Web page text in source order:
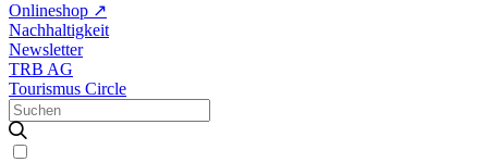
Onlineshop ↗
Nachhaltigkeit
Newsletter
TRB AG
Tourismus Circle